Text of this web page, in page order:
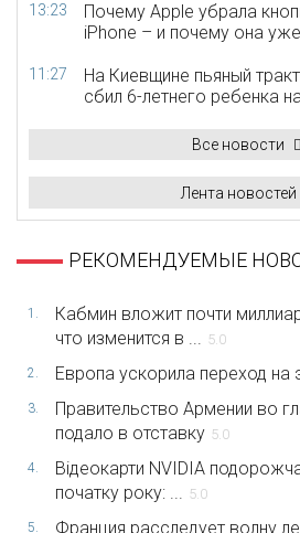
13:23
Почему Apple убрала
iPhone – и почему она
11:27
На Киевщине пьяный
сбил 6-летнего ребенка
Все новости
Лента новостей
РЕКОМЕНДУЕМЫЕ
1.
Кабмин вложит почти
что изменится в ... 5.0
2. Европа ускорила переход на
3.
Правительство Армении во
подало в отставку 5.0
4.
Відеокарти NVIDIA
початку року: ... 5.0
5.
Франция расследует волну